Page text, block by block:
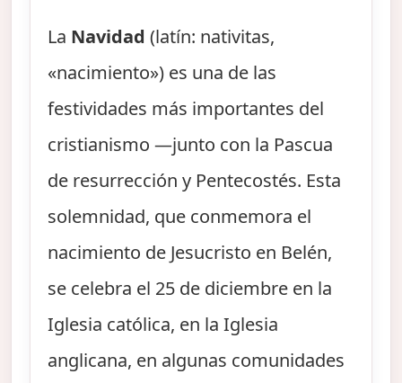
La Navidad(latín: nativitas,
«nacimiento») es una de las
festividades más importantes del
cristianismo —junto con la Pascua
de resurrección y Pentecostés. Esta
solemnidad, que conmemora el
nacimiento de Jesucristo en Belén,
se celebra el 25 de diciembre en la
Iglesia católica, en la Iglesia
anglicana, en algunas comunidades